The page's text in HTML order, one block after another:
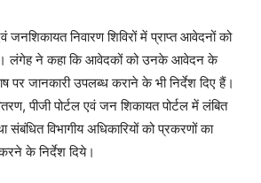
निवारण शिविरों में प्राप्त आवेदनों को
लंगेह ने कहा कि आवेदकों को उनके आवेदन के
पर जानकारी उपलब्ध कराने के भी निर्देश दिए हैं।
पीजी पोर्टल एवं जन शिकायत पोर्टल में लंबित
संबंधित विभागीय अधिकारियों को प्रकरणों का
के निर्देश दिये।